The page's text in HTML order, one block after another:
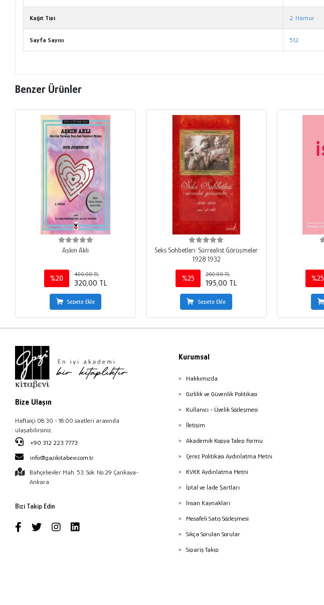
Kağıt Tipi 2. Hamur
Sayfa Sayısı 512
Benzer Ürünler
Aşkın Aklı
%20
400,00 TL
320,00 TL
Sepete Ekle
Seks Sohbetleri: Sürrealist Görüşmeler
1928 1932
%25
260,00 TL
195,00 TL
Sepete Ekle
%25
Bize Ulaşın
Haftaiçi 08:30 - 18:00 saatleri arasında
ulaşabilirsiniz.
+90 312 223 7773
info@gazikitabevi.com.tr
Bahçelievler Mah. 53. Sok. No:29 Çankaya-
Ankara
Bizi Takip Edin
Kurumsal
Hakkımızda
Gizlilik ve Güvenlik Politikası
Kullanıcı - Üyelik Sözleşmesi
İletişim
Akademik Kopya Talep Formu
Çerez Politikası Aydınlatma Metni
KVKK Aydınlatma Metni
İptal ve İade Şartları
İnsan Kaynakları
Mesafeli Satış Sözleşmesi
Sıkça Sorulan Sorular
Sipariş Takip